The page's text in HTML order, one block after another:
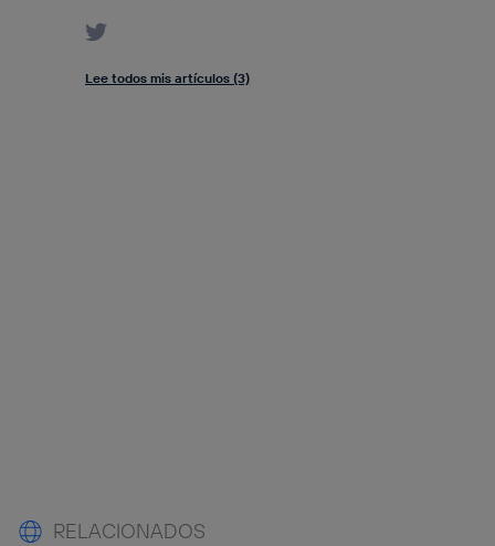
Lee todos mis artículos (3)
RELACIONADOS